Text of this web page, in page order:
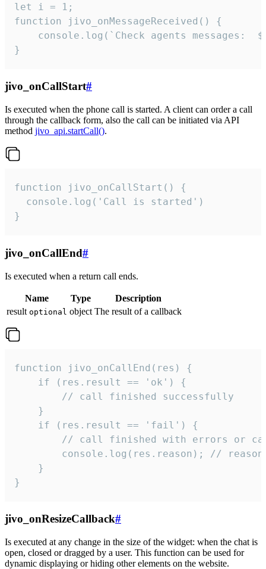
let i = 1;
function jivo_onMessageReceived() {
}
jivo_onCallStart#
Is executed when the phone call is started. A client can order a call
through the callback form, also the call can be initiated via API
method jivo_api.startCall().
function jivo_onCallStart() {
  console.log('Call is started')
}
jivo_onCallEnd#
Is executed when a return call ends.
Name Type
Description
result optional object The result of a callback
function jivo_onCallEnd(res) {
    if (res.result == 'ok') {
        // call finished successfully
    }
    if (res.result == 'fail') {
// call finished with errors or
console.log(res.reason); //
    }
}
jivo_onResizeCallback#
Is executed at any change in the size of the widget: when the chat is
open, closed or dragged by a user. This function can be used for
dynamic displaying or hiding other elements on the website.